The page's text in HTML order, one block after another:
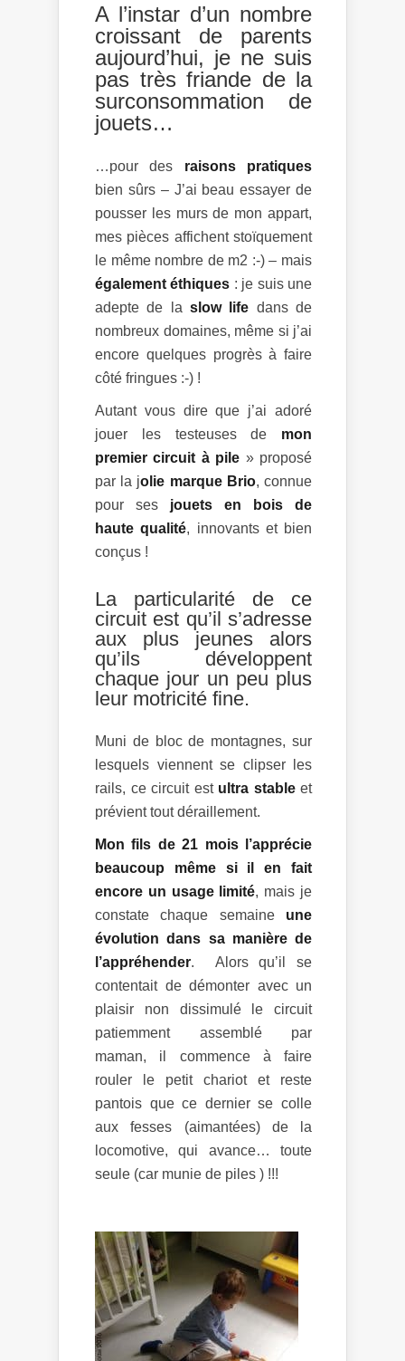
A l’instar d’un nombre
croissant de parents
aujourd’hui, je ne suis
pas très friande de la
surconsommation de
jouets…
…pour des raisons pratiques
bien sûrs – J’ai beau essayer de
pousser les murs de mon appart,
mes pièces affichent stoïquement
le même nombre de m2 :-) – mais
également éthiques : je suis une
adepte de la slow life dans de
nombreux domaines, même si j’ai
encore quelques progrès à faire
côté fringues :-) !
Autant vous dire que j’ai adoré
jouer les testeuses de mon
premier circuit à pile » proposé
par la jolie marque Brio, connue
pour ses jouets en bois
de
haute qualité, innovants et bien
conçus !
La particularité de ce
circuit est qu’il s’adresse
aux plus jeunes alors
qu’ils développent
chaque jour un peu plus
leur motricité fine.
Muni de bloc de montagnes, sur
lesquels viennent se clipser les
rails, ce circuit est ultra stableet
prévient tout déraillement.
Mon fils de 21 mois l’apprécie
beaucoup même si il en fait
encore un usage limité, mais je
constate chaque semaine une
évolution dans sa manière de
l’appréhender. Alors qu’il se
contentait de démonter avec un
plaisir non dissimulé le circuit
patiemment assemblé par
maman, il commence à faire
rouler le petit chariot et reste
pantois que ce dernier se colle
aux fesses (aimantées) de la
locomotive, qui avance… toute
seule (car munie de piles ) !!!